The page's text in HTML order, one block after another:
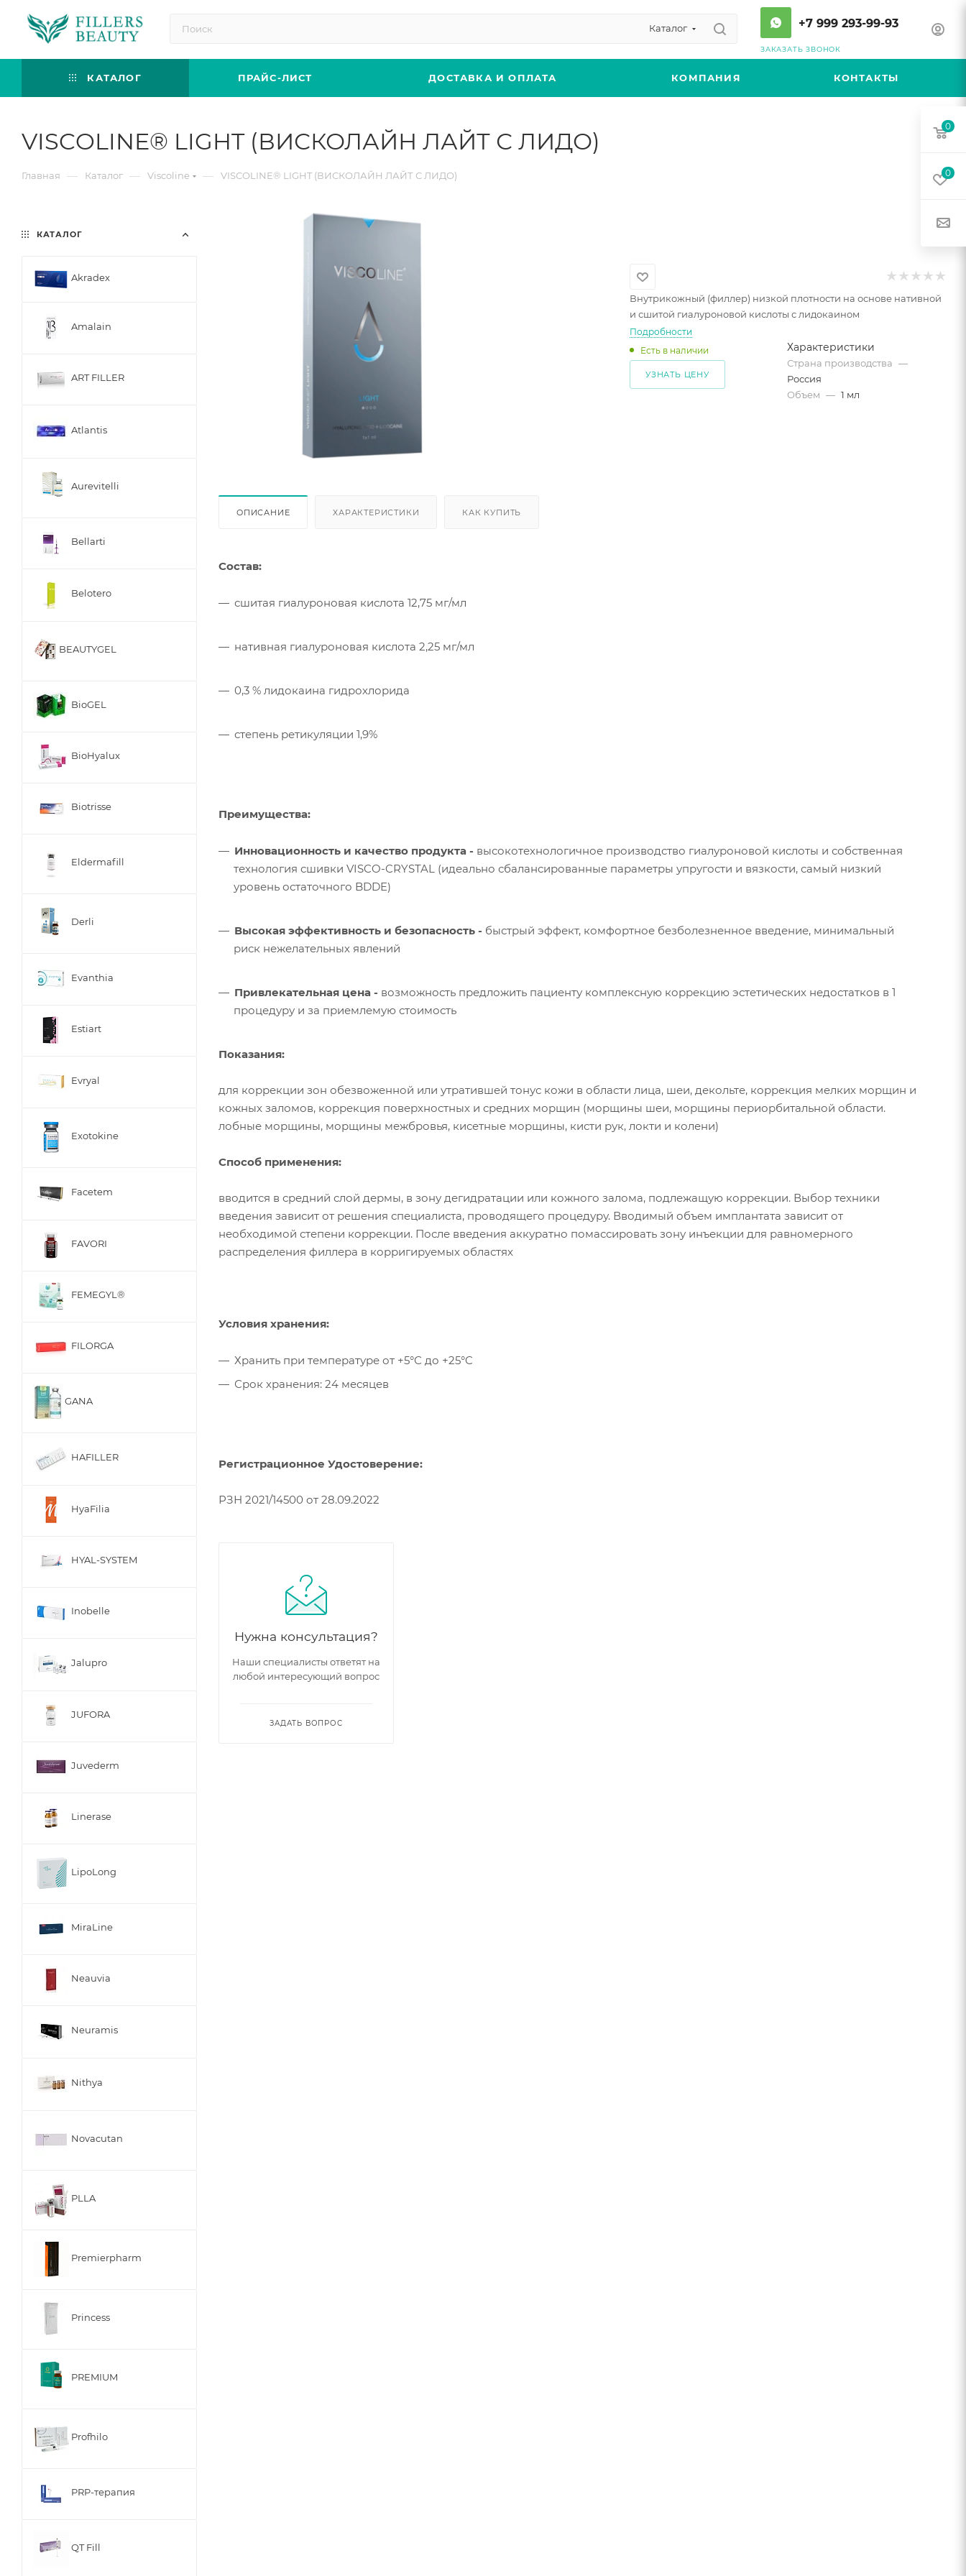
Каталог +7 999 293-99-93
ЗАКАЗАТЬ ЗВОНОК
КАТАЛОГ ПРАЙС-ЛИСТ ДОСТАВКА И ОПЛАТА КОМПАНИЯ КОНТАКТЫ
VISCOLINE® LIGHT (ВИСКОЛАЙН ЛАЙТ С ЛИДО)
Главная — Каталог — Viscoline — VISCOLINE® LIGHT (ВИСКОЛАЙН ЛАЙТ С ЛИДО)
Внутрикожный (филлер) низкой плотности на основе нативной
и сшитой гиалуроновой кислоты с лидокаином
Подробности
Есть в наличии
УЗНАТЬ ЦЕНУ
Характеристики
Страна производства —
Россия
Объем — 1 мл
ОПИСАНИЕ ХАРАКТЕРИСТИКИ КАК КУПИТЬ
Состав:
сшитая гиалуроновая кислота 12,75 мг/мл
нативная гиалуроновая кислота 2,25 мг/мл
0,3 % лидокаина гидрохлорида
степень ретикуляции 1,9%
Преимущества:
Инновационность и качество продукта - высокотехнологичное производство гиалуроновой кислоты и собственная
технология сшивки VISCO-CRYSTAL (идеально сбалансированные параметры упругости и вязкости, самый низкий
уровень остаточного BDDE)
Высокая эффективность и безопасность - быстрый эффект, комфортное безболезненное введение, минимальный
риск нежелательных явлений
Привлекательная цена - возможность предложить пациенту комплексную коррекцию эстетических недостатков в 1
процедуру и за приемлемую стоимость
Показания:
для коррекции зон обезвоженной или утратившей тонус кожи в области лица, шеи, декольте, коррекция мелких морщин и
кожных заломов, коррекция поверхностных и средних морщин (морщины шеи, морщины периорбитальной области.
лобные морщины, морщины межбровья, кисетные морщины, кисти рук, локти и колени)
Способ применения:
вводится в средний слой дермы, в зону дегидратации или кожного залома, подлежащую коррекции. Выбор техники
введения зависит от решения специалиста, проводящего процедуру. Вводимый объем имплантата зависит от
необходимой степени коррекции. После введения аккуратно помассировать зону инъекции для равномерного
распределения филлера в корригируемых областях
Условия хранения:
Хранить при температуре от +5°С до +25°C
Срок хранения: 24 месяцев
Регистрационное Удостоверение:
РЗН 2021/14500 от 28.09.2022
Нужна консультация?
Наши специалисты ответят на
любой интересующий вопрос
ЗАДАТЬ ВОПРОС
КАТАЛОГ
Akradex
Amalain
ART FILLER
Atlantis
Aurevitelli
Bellarti
Belotero
BEAUTYGEL
BioGEL
BioHyalux
Biotrisse
Eldermafill
Derli
Evanthia
Estiart
Evryal
Exotokine
Facetem
FAVORI
FEMEGYL®
FILORGA
GANA
HAFILLER
HyaFilia
HYAL-SYSTEM
Inobelle
Jalupro
JUFORA
Juvederm
Linerase
LipoLong
MiraLine
Neauvia
Neuramis
Nithya
Novacutan
PLLA
Premierpharm
Princess
PREMIUM
Profhilo
PRP-терапия
QT Fill
0
0